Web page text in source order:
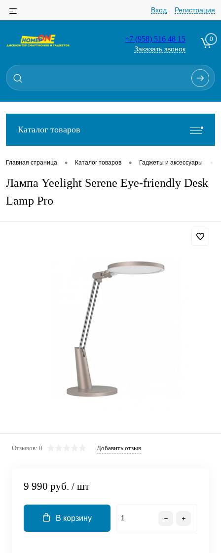
Вход Регистрация
+7 (958) 516 48 15
Заказать звонок
0
Каталог товаров
Главная страница • Каталог товаров • Гаджеты и аксессуары
Лампа Yeelight Serene Eye-friendly Desk
Lamp Pro
Отзывов: 0 Добавить отзыв
9 990 руб. / шт
В корзину
Для клиентов всех банков
Разбейте
без переплат
Сегодня
Оплачивайте сегодня только
% картой любого банка
Получайте товар
выбранный способом
Оставшиеся 75
списываться
с вашей карты
каждые 2 недели
об оплате Плайтом
Остались вопросы?
8 800 302-02-51
plait.ru